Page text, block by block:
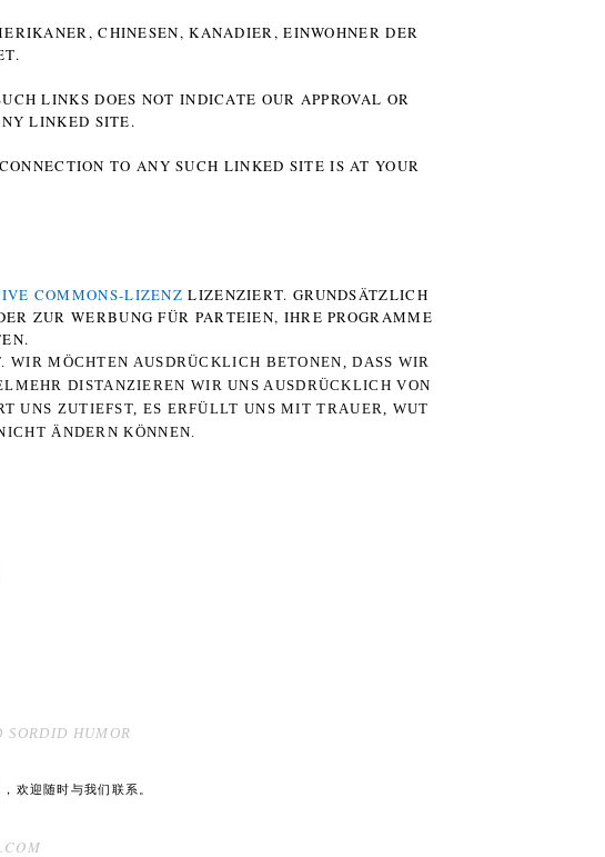
CHINESEN, KANADIER, EINWOHNER DER P
LINKS DOES NOT INDICATE OUR APPROVAL OR
LINKED SITE.
TO ANY SUCH LINKED SITE IS AT YOUR
COMMONS-LIZENZ LIZENZIERT. GRUNDSÄTZLICH
ZUR WERBUNG FÜR PARTEIEN, IHRE PROGRAMME
MÖCHTEN AUSDRÜCKLICH BETONEN, DASS WIR
DISTANZIEREN WIR UNS AUSDRÜCKLICH VON
UNS ZUTIEFST, ES ERFÜLLT UNS MIT TRAUER, WUT
ÄNDERN KÖNNEN.
SORDID HUMOR
欢迎随时与我们联系。